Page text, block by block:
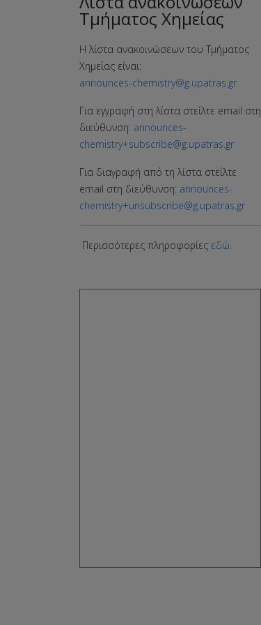
Τμήματος Χημείας
Η λίστα ανακοινώσεων του Τμήματος
Χημείας είναι:
announces-chemistry@g.upatras.gr
Για εγγραφή στη λίστα στείλτε email στη
διεύθυνση: announces-
chemistry+subscribe@g.upatras.gr
Για διαγραφή από τη λίστα στείλτε
email στη διεύθυνση: announces-
chemistry+unsubscribe@g.upatras.gr
Περισσότερες πληροφορίες εδώ.